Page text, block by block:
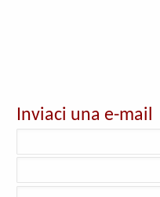
Inviaci una e-mail